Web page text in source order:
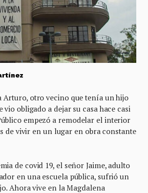
Arturo, otro vecino que tenía un hijo
vio obligado a dejar su casa hace casi
empezó a remodelar el interior
de vivir en un lugar en obra constante
de covid 19, el señor Jaime, adulto
en una escuela pública, sufrió un
Ahora vive en la Magdalena